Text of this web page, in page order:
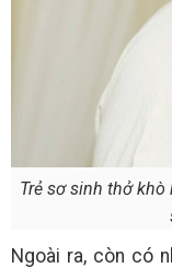
Trẻ sơ sinh thở khò
Ngoài ra, còn có